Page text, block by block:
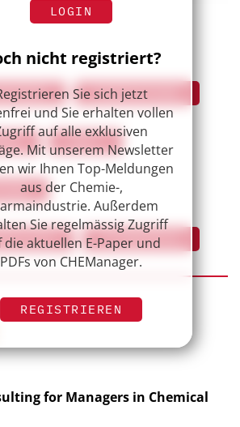
LOGIN
nicht registriert?
Sie sich jetzt
und Sie erhalten vollen
auf alle exklusiven
Mit unserem Newsletter
wir Ihnen Top-Meldungen
aus der Chemie-,
Außerdem
Sie regelmässig Zugriff
die aktuellen E-Paper und
PDFs von CHEManager.
REGISTRIEREN
CHEMIEPARK
CMC²
STANDORTE
for Managers in Chemical